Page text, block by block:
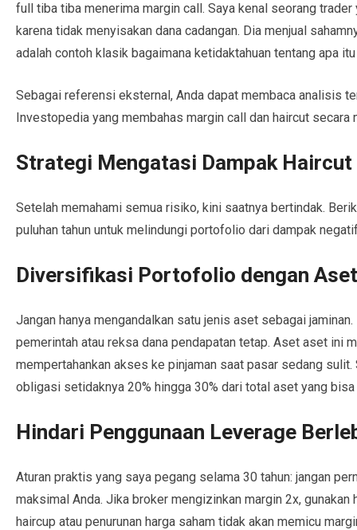
full tiba tiba menerima margin call. Saya kenal seorang
karena tidak menyisakan dana cadangan. Dia menjual
adalah contoh klasik bagaimana ketidaktahuan tentang apa
Sebagai referensi eksternal, Anda dapat membaca analisis
Investopedia yang membahas margin call dan haircut secara
Strategi Mengatasi Dampak
Setelah memahami semua risiko, kini saatnya bertindak.
puluhan tahun untuk melindungi portofolio dari dampak
Diversifikasi Portofolio dengan
Jangan hanya mengandalkan satu jenis aset sebagai
pemerintah atau reksa dana pendapatan tetap. Aset aset ini
mempertahankan akses ke pinjaman saat pasar sedang
obligasi setidaknya 20% hingga 30% dari total aset yang bisa
Hindari Penggunaan Leverage
Aturan praktis yang saya pegang selama 30 tahun: jangan
maksimal Anda. Jika broker mengizinkan margin 2x, gunakan
haircup atau penurunan harga saham tidak akan memicu